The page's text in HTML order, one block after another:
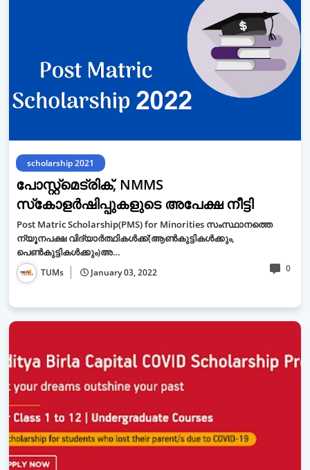
scholarship 2021
പോസ്റ്റ്‌മെട്രിക്, NMMS
സ്‌കോളര്‍ഷിപ്പുകളുടെ അപേക്ഷ നീട്ടി
Post Matric Scholarship(PMS) for Minorities സംസ്ഥാനത്തെ
ന്യൂനപക്ഷ വിദ്യാർത്ഥികൾക്ക്(ആൺകുട്ടികൾക്കും,
പെൺകുട്ടികൾക്കും)അ…
TUMs January 03, 2022 0